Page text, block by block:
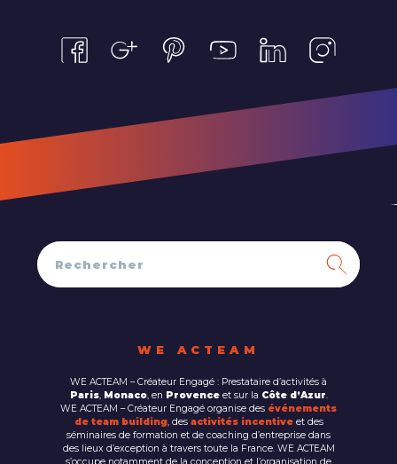
WE ACTEAM
WE ACTEAM – Créateur Engagé : Prestataire d’activités à
Paris, Monaco, en Provenceet sur la Côte d’Azur.
WE ACTEAM – Créateur Engagé organise des événements
de team building, des activités incentiveet des
séminaires de formation et de coaching d’entreprise dans
des lieux d’exception à travers toute la France. WE ACTEAM
s’occupe notamment de la conception et l’organisation de